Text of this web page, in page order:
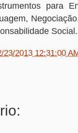
para
Social.
23/2013 12:31:00